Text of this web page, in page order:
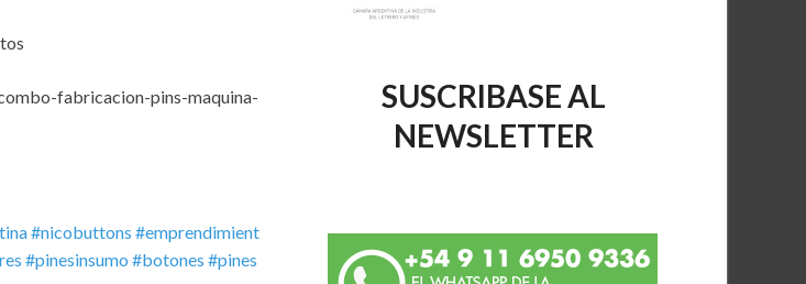
fabricacion-pins-maquina-
#nicobuttons #emprendimient
#pinesinsumo #botones #pines
SUSCRIBASE AL
NEWSLETTER